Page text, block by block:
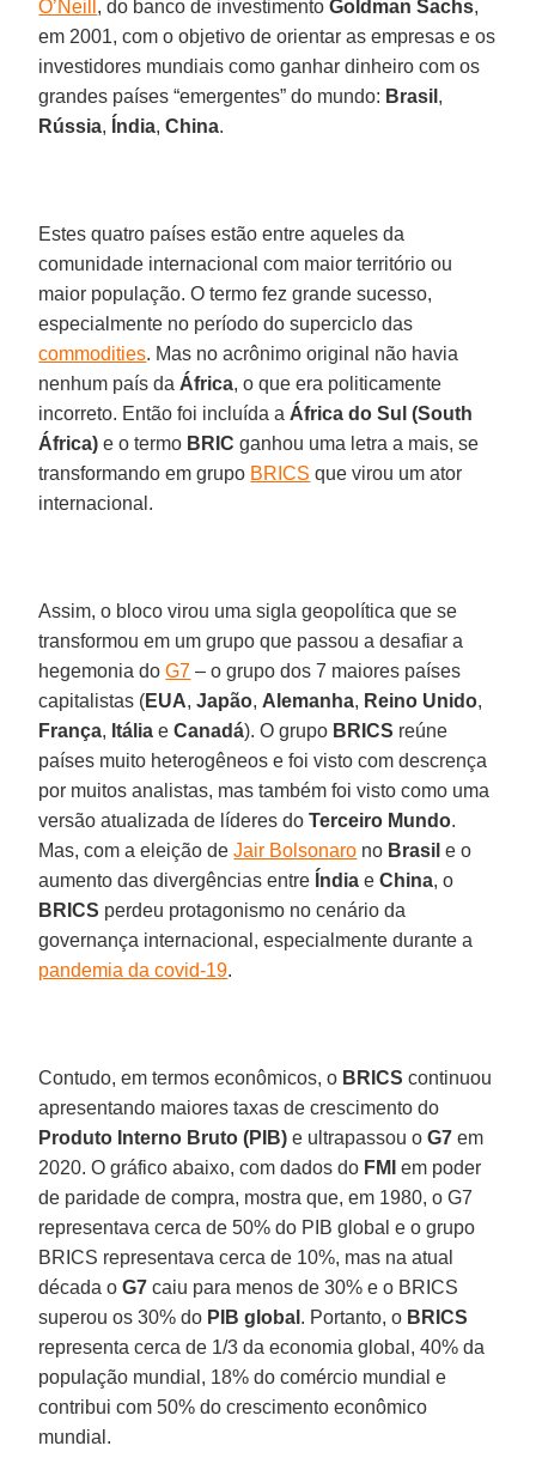
O’Neill , do banco de investimentoGoldman Sachs,
em 2001, com o objetivo de orientar as empresas e os
investidores mundiais como ganhar dinheiro com os
grandes países “emergentes” do mundo: Brasil ,
Rússia, Índia,China.
Estes quatro países estão entre aqueles da
comunidade internacional com maior território ou
maior população. O termo fez grande sucesso,
especialmente no período do superciclo das
commodities. Mas no acrônimo original não havia
nenhum país da África, o que era politicamente
incorreto. Então foi incluída a África do Sul (South
África) e o termo BRIC ganhou uma letra a mais, se
transformando em grupo BRICS que virou um ator
internacional.
Assim, o bloco virou uma sigla geopolítica que se
transformou em um grupo que passou a desafiar a
hegemonia doG7 – o grupo dos 7 maiores países
capitalistas (EUA,Japão, Alemanha, Reino Unido,
França, Itália eCanadá). O grupo BRICS reúne
países muito heterogêneos e foi visto com descrença
por muitos analistas, mas também foi visto como uma
versão atualizada de líderes doTerceiro Mundo.
Mas, com a eleição deJair Bolsonaro no Brasil e o
aumento das divergências entre Índia eChina, o
BRICS perdeu protagonismo no cenário da
governança internacional, especialmente durante a
pandemia da covid-19.
Contudo, em termos econômicos, o BRICS continuou
apresentando maiores taxas de crescimento do
Produto Interno Bruto (PIB) e ultrapassou oG7 em
2020. O gráfico abaixo, com dados do FMI em poder
de paridade de compra, mostra que, em 1980, o G7
representava cerca de 50% do PIB global e o grupo
BRICS representava cerca de 10%, mas na atual
década oG7 caiu para menos de 30% e o BRICS
superou os 30% do PIB global . Portanto, o BRICS
representa cerca de 1/3 da economia global, 40% da
população mundial, 18% do comércio mundial e
contribui com 50% do crescimento econômico
mundial.